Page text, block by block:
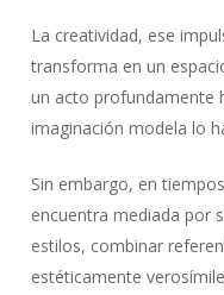
La creatividad, ese
transforma en un
un acto profundamente
imaginación modela lo
Sin embargo, en
encuentra mediada por
estilos, combinar
estéticamente